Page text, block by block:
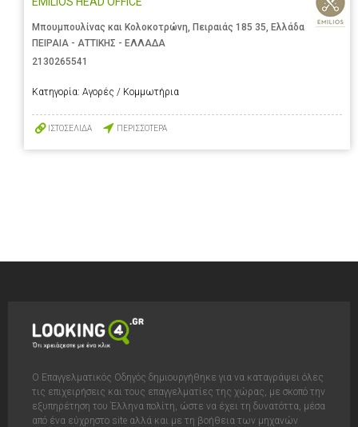
Μπουμπουλίνας και Κολοκοτρώνη, Πειραιάς 185 35, Ελλάδα
ΠΕΙΡΑΙΑ - ΑΤΤΙΚΗΣ - ΕΛΛΑΔΑ
2130265541
Κατηγορία: Αγορές / Κομμωτήρια
ΙΣΤΟΣΕΛΙΔΑ ΠΕΡΙΣΣΟΤΕΡΑ
Ο Επαγγελματικός Οδηγός δημιουργήθηκε για να καταγράψει όλες
τις επιχειρήσεις και τους επαγγελματίες της χώρας, με σκοπό την
εξυπηρέτηση του Έλληνα πολίτη, ώστε να έχει τη δυνατόττα, μέσα
από ένα εύχρηστο site αλλά και με τη βοήθεια των μηχανών